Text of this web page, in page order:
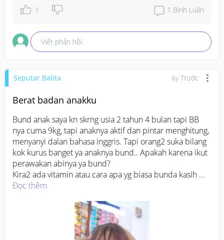
1 1 Bình Luận
Viết phản hồi
Seputar Balita 6y Trước
Berat badan anakku
Bund anak saya kn skrng usia 2 tahun 4 bulan tapi BB
nya cuma 9kg, tapi anaknya aktif dan pintar menghitung,
menyanyi dalan bahasa inggris. Tapi orang2 suka bilang
kok kurus banget ya anaknya bund.. Apakah karena ikut
perawakan abinya ya bund?
Kira2 ada vitamin atau cara apa yg biasa bunda kasih
untuk tambah berat badan anak?
Đọc thêm